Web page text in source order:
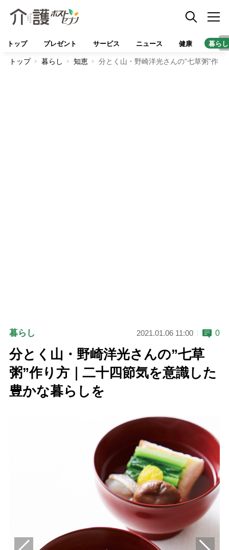
トップ プレゼント サービス ニュース 健康 暮らし
トップ 暮らし 知恵 分とく山・野崎洋光さんの”七草粥”作
暮らし 2021.01.06 11:00 0
分とく山・野崎洋光さんの”七草
粥”作り方｜二十四節気を意識した
豊かな暮らしを